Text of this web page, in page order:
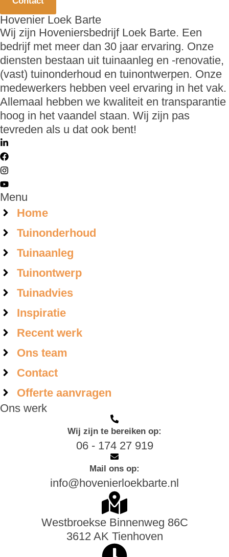
Hovenier Loek Barte
Wij zijn Hoveniersbedrijf Loek Barte. Een
bedrijf met meer dan 30 jaar ervaring. Onze
diensten bestaan uit tuinaanleg en -renovatie,
(vast) tuinonderhoud en tuinontwerpen. Onze
medewerkers hebben veel ervaring in het vak.
Allemaal hebben we kwaliteit en transparantie
hoog in het vaandel staan. Wij zijn pas
tevreden als u dat ook bent!
Menu
Home
Tuinonderhoud
Tuinaanleg
Tuinontwerp
Tuinadvies
Inspiratie
Recent werk
Ons team
Contact
Offerte aanvragen
Ons werk
Wij zijn te bereiken op:
06 - 174 27 919
Mail ons op:
info@hovenierloekbarte.nl
Westbroekse Binnenweg 86C
3612 AK Tienhoven